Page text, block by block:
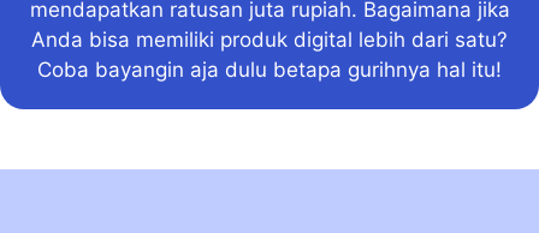
mendapatkan ratusan juta rupiah. Bagaimana jika
Anda bisa memiliki produk digital lebih dari satu?
Coba bayangin aja dulu betapa gurihnya hal itu!